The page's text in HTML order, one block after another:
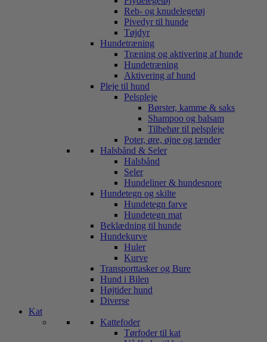
Reb- og knudelegetøj
Pivedyr til hunde
Tøjdyr
Hundetræning
Træning og aktivering af hunde
Hundetræning
Aktivering af hund
Pleje til hund
Pelspleje
Børster, kamme & saks
Shampoo og balsam
Tilbehør til pelspleje
Poter, øre, øjne og tænder
Halsbånd & Seler
Halsbånd
Seler
Hundeliner & hundesnore
Hundetegn og skilte
Hundetegn farve
Hundetegn mat
Beklædning til hunde
Hundekurve
Huler
Kurve
Transporttasker og Bure
Hund i Bilen
Højtider hund
Diverse
Kat
Kattefoder
Tørfoder til kat